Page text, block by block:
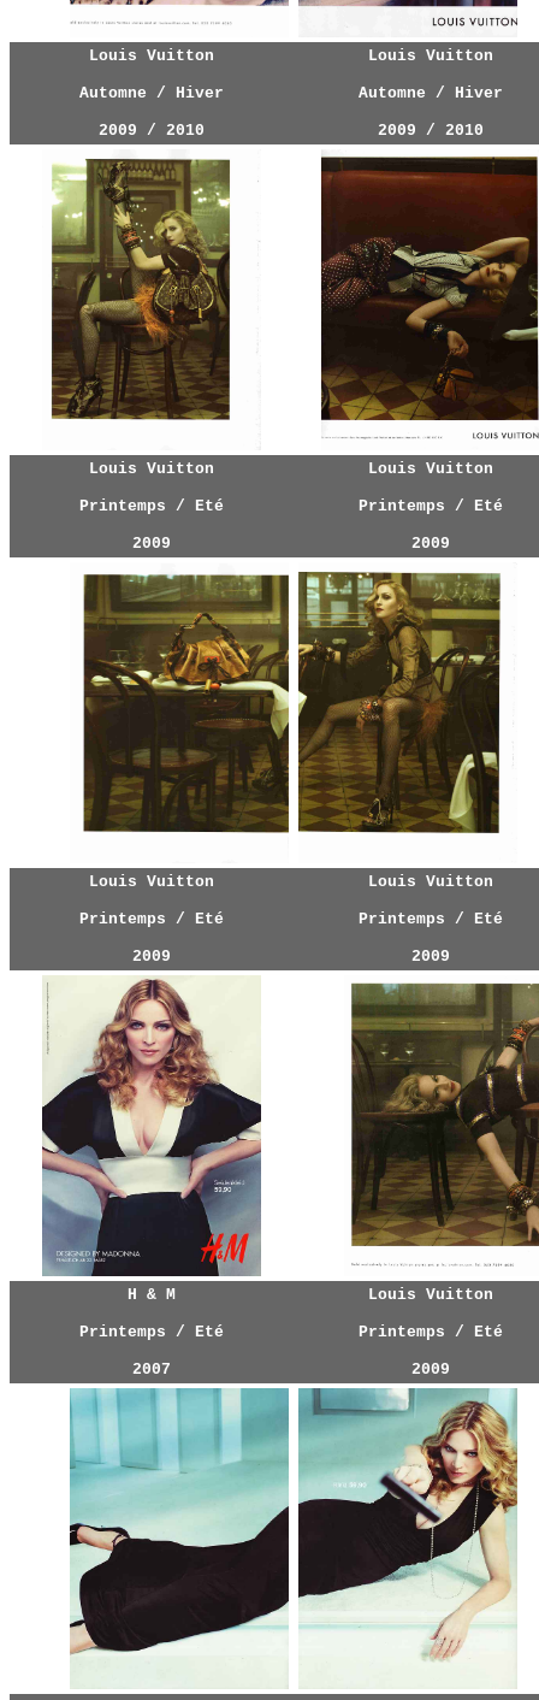
Louis Vuitton
Automne / Hiver
2009 / 2010
Louis Vuitton
Automne / Hiver
2009 / 2010
Louis Vuitton
Printemps / Eté
2009
Louis Vuitton
Printemps / Eté
2009
Louis Vuitton
Printemps / Eté
2009
Louis Vuitton
Printemps / Eté
2009
H & M
Printemps / Eté
2007
Louis Vuitton
Printemps / Eté
2009